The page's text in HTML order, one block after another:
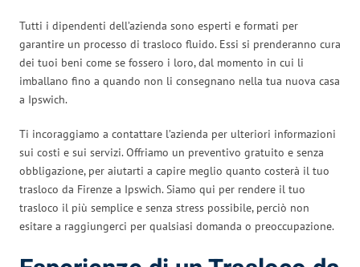
Tutti i dipendenti dell’azienda sono esperti e formati per
garantire un processo di trasloco fluido. Essi si prenderanno cura
dei tuoi beni come se fossero i loro, dal momento in cui li
imballano fino a quando non li consegnano nella tua nuova casa
a Ipswich.
Ti incoraggiamo a contattare l’azienda per ulteriori informazioni
sui costi e sui servizi. Offriamo un preventivo gratuito e senza
obbligazione, per aiutarti a capire meglio quanto costerà il tuo
trasloco da Firenze a Ipswich. Siamo qui per rendere il tuo
trasloco il più semplice e senza stress possibile, perciò non
esitare a raggiungerci per qualsiasi domanda o preoccupazione.